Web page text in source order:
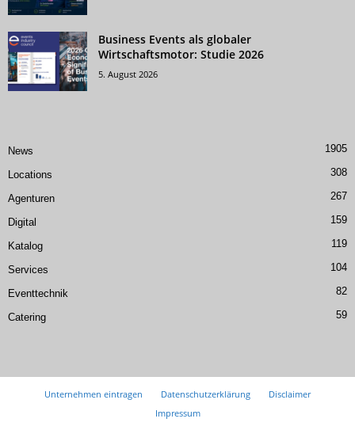
Business Events als globaler
Wirtschaftsmotor: Studie 2026
5. August 2026
News 1905
Locations 308
Agenturen 267
Digital 159
Katalog 119
Services 104
Eventtechnik 82
Catering 59
Unternehmen eintragen Datenschutzerklärung
Disclaimer
Impressum